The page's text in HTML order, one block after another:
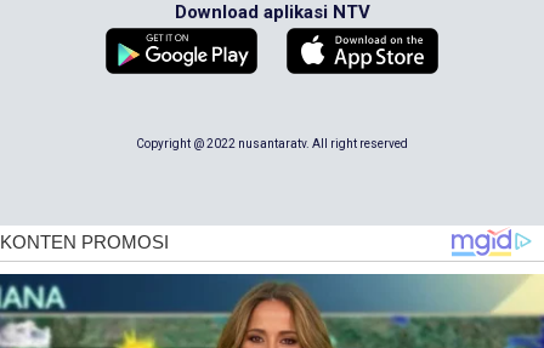
Download aplikasi NTV
Copyright @ 2022 nusantaratv. All right reserved